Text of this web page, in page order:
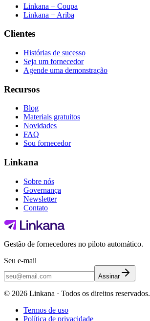
Linkana + Coupa
Linkana + Ariba
Clientes
Histórias de sucesso
Seja um fornecedor
Agende uma demonstração
Recursos
Blog
Materiais gratuitos
Novidades
FAQ
Sou fornecedor
Linkana
Sobre nós
Governança
Newsletter
Contato
Gestão de fornecedores no piloto automático.
Seu e-mail
Assinar
© 2026 Linkana · Todos os direitos reservados.
Termos de uso
Política de privacidade